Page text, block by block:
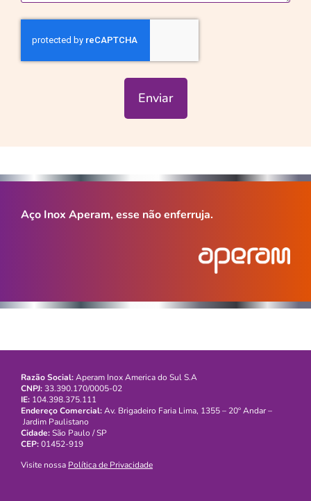
Enviar
Aço Inox Aperam, esse não enferruja.
Razão Social:Aperam Inox America do Sul S.A
CNPJ:33.390.170/0005-02
IE: 104.398.375.111
Endereço Comercial:Av. Brigadeiro Faria Lima, 1355 – 20º Andar –
Jardim Paulistano
Cidade:São Paulo / SP
CEP:01452-919
Visite nossa Política de Privacidade